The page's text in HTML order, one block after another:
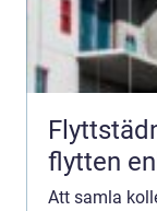
flytten
Att samla